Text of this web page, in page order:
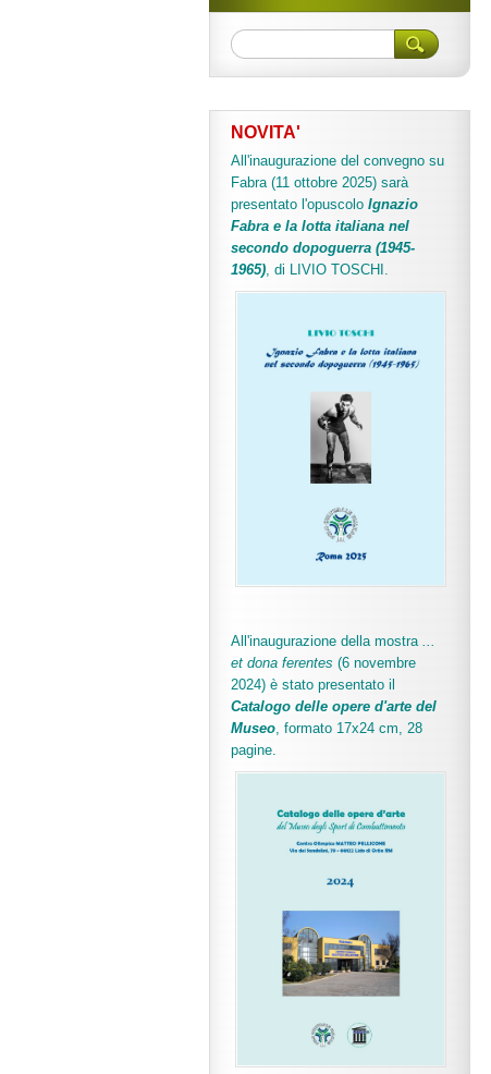
NOVITA'
All'inaugurazione del convegno su
Fabra (11 ottobre 2025) sarà
presentato l'opuscolo Ignazio
Fabra e la lotta italiana nel
secondo dopoguerra (1945-
1965), di LIVIO TOSCHI.
All'inaugurazione della mostra ...
et dona ferentes (6 novembre
2024) è stato presentato il
Catalogo delle opere d'arte del
Museo, formato 17x24 cm, 28
pagine.